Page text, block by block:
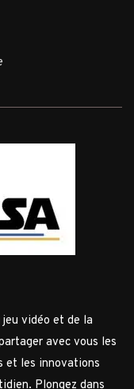
vidéo et de la
avec vous les
et les innovations
Plongez dans